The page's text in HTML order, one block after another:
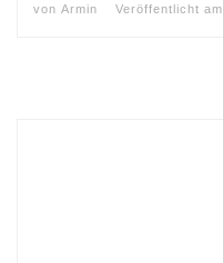
von Armin Veröffentlicht am